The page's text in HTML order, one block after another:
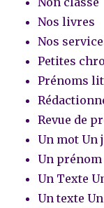
Nos livres
Nos
Petites
Prénoms
Revue de
Un mot Un
Un
Un Texte
Un texte